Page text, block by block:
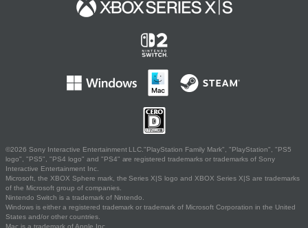
©2026 Sony Interactive Entertainment LLC."PlayStation Family Mark", "PlayStation", "PS5
logo", "PS5", "PS4 logo" and "PS4" are registered trademarks or trademarks of Sony
Interactive Entertainment Inc.
Microsoft, the XBOX Sphere mark, the Series X|S logo and XBOX Series X|S are trademarks
of the Microsoft group of companies.
Nintendo Switch is a trademark of Nintendo.
Windows is either a registered trademark or trademark of Microsoft Corporation in the United
States and/or other countries.
Mac is a trademark of Apple Inc.